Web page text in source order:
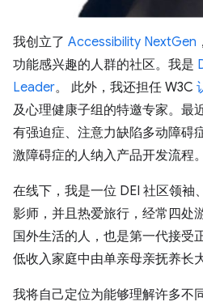
我创立了 Accessibility NextGen
功能感兴趣的人群的社区。我是
Leader。 此外，我还担任 W3C
及心理健康子组的特邀专家。最
有强迫症、注意力缺陷多动障碍
激障碍症的人纳入产品开发流程。
在线下，我是一位 DEI 社区领袖
影师，并且热爱旅行，经常四处
国外生活的人，也是第一代接受
低收入家庭中由单亲母亲抚养长
我将自己定位为能够理解许多不